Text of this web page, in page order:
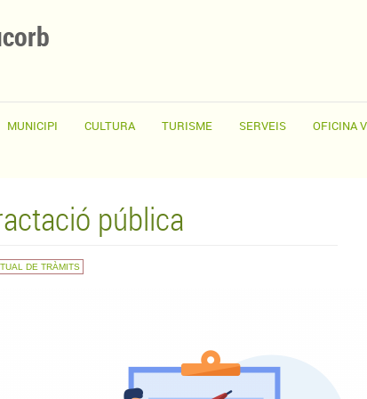
MUNICIPI CULTURA TURISME SERVEIS
OFICINA
pública
DE TRÀMITS